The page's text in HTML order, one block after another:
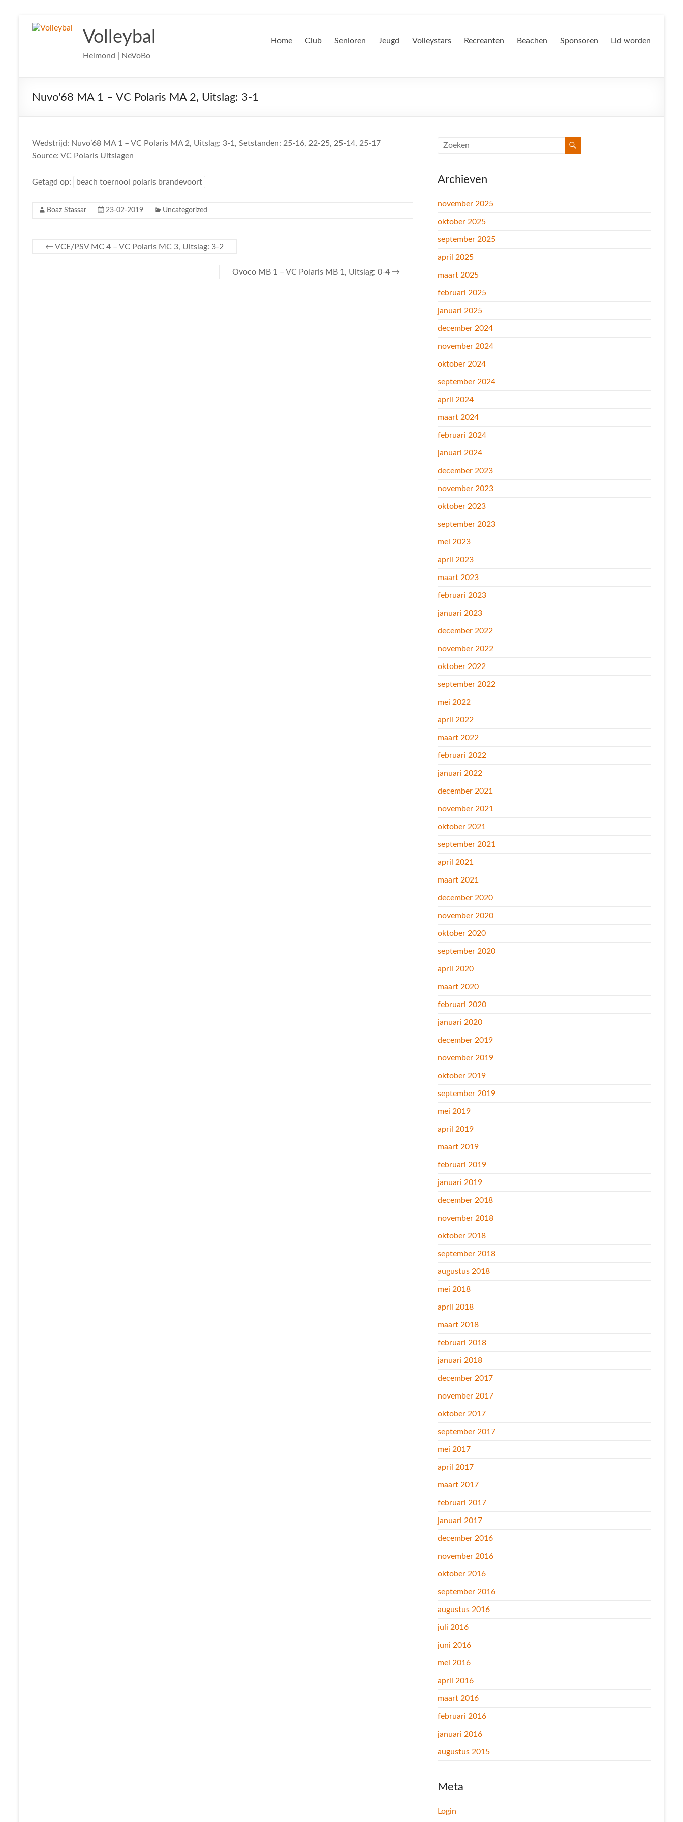
naar
Volleybal
Helmond | NeVoBo
Home Club Senioren Jeugd Volleystars Recreanten Beachen Sponsoren Lid worden
Nuvo'68 MA 1 – VC Polaris MA 2, Uitslag: 3-1
Wedstrijd: Nuvo’68 MA 1 – VC Polaris MA 2, Uitslag: 3-1, Setstanden: 25-16, 22-25, 25-14, 25-17
Source: VC Polaris Uitslagen
Getagd op: beach toernooi polaris brandevoort
Boaz Stassar 23-02-2019 Uncategorized
← VCE/PSV MC 4 – VC Polaris MC 3, Uitslag: 3-2
Ovoco MB 1 – VC Polaris MB 1, Uitslag: 0-4 →
Archieven
november 2025
oktober 2025
september 2025
april 2025
maart 2025
februari 2025
januari 2025
december 2024
november 2024
oktober 2024
september 2024
april 2024
maart 2024
februari 2024
januari 2024
december 2023
november 2023
oktober 2023
september 2023
mei 2023
april 2023
maart 2023
februari 2023
januari 2023
december 2022
november 2022
oktober 2022
september 2022
mei 2022
april 2022
maart 2022
februari 2022
januari 2022
december 2021
november 2021
oktober 2021
september 2021
april 2021
maart 2021
december 2020
november 2020
oktober 2020
september 2020
april 2020
maart 2020
februari 2020
januari 2020
december 2019
november 2019
oktober 2019
september 2019
mei 2019
april 2019
maart 2019
februari 2019
januari 2019
december 2018
november 2018
oktober 2018
september 2018
augustus 2018
mei 2018
april 2018
maart 2018
februari 2018
januari 2018
december 2017
november 2017
oktober 2017
september 2017
mei 2017
april 2017
maart 2017
februari 2017
januari 2017
december 2016
november 2016
oktober 2016
september 2016
augustus 2016
juli 2016
juni 2016
mei 2016
april 2016
maart 2016
februari 2016
januari 2016
augustus 2015
Meta
Login